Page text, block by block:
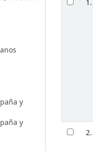
y
y
1.
2.